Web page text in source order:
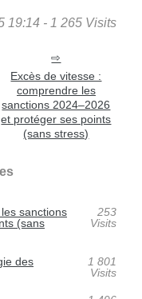
19:14 - 1 265 Visits
Excès de vitesse :
comprendre les
sanctions 2024–2026
et protéger ses points
(sans stress)
sanctions
(sans
253
Visits
des
1 801
Visits